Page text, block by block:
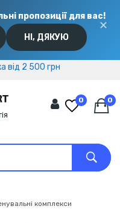
пропозиції для вас!
НІ, ДЯКУЮ
✕
від 2 500 грн
від 2 500 грн
0 0
комплекси